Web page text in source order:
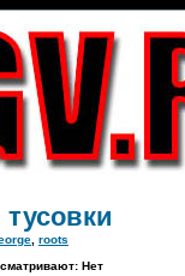
roots
Нет